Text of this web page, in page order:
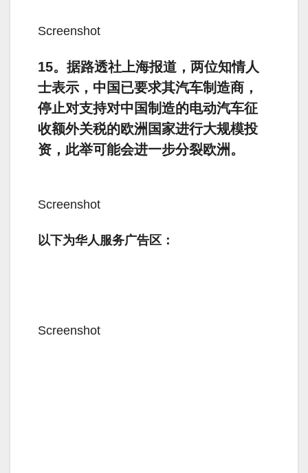
Screenshot
15。据路透社上海报道，两位知情人
士表示，中国已要求其汽车制造商，
停止对支持对中国制造的电动汽车征
收额外关税的欧洲国家进行大规模投
资，此举可能会进一步分裂欧洲。
Screenshot
以下为华人服务广告区：
Screenshot